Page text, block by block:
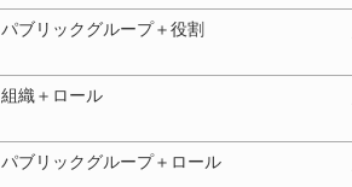
パブリックグループ＋役割
組織＋ロール
パブリックグループ＋ロール